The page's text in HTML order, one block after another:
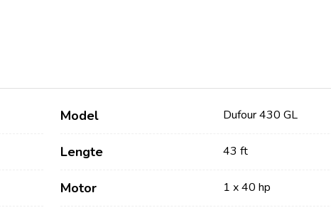
Model Dufour 430 GL
Lengte 43 ft
Motor 1 x 40 hp